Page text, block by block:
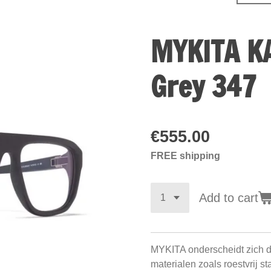
MYKITA
Grey 347
€555.00
FREE shipping
Add to cart
MYKITA onderscheidt zich
materialen zoals roestvrij